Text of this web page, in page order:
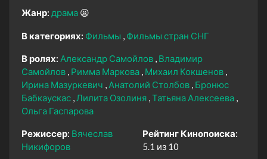
Жанр: драма 😫
В категориях: Фильмы Фильмы стран СНГ
В ролях: Александр Самойлов Владимир
Самойлов Римма Маркова Михаил Кокшенов
Ирина Мазуркевич
Анатолий Столбов Бронюс
Бабкаускас
Лилита Озолиня Татьяна Алексеева
Ольга Гаспарова
Режиссер: Вячеслав
Никифоров
Рейтинг Кинопоиска:
5.1 из 10